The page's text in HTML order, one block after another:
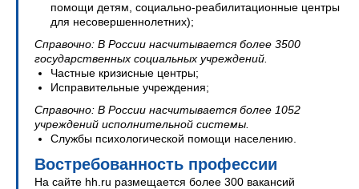
помощи детям, социально-реабилитационные центры
для несовершеннолетних);
Справочно: В России насчитывается более 3500
государственных социальных учреждений.
Частные кризисные центры;
Исправительные учреждения;
Справочно: В России насчитывается более 1052
учреждений исполнительной системы.
Службы психологической помощи населению.
Востребованность профессии
На сайте hh.ru размещается более 300 вакансий